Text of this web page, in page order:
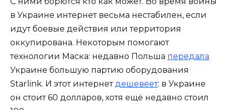
в Украине интернет весьма нестабилен, если
идут боевые действия или территория
оккупирована. Некоторым помогают
технологии Маска: недавно Польша передала
Украине большую партию оборудования
Starlink. И этот интернет дешевеет: в Украине
он стоит 60 долларов, хотя ещё недавно стоил